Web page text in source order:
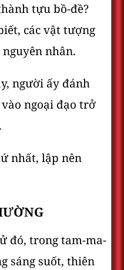
tựu bồ-đề?
các vật tượng
nhân.
người ấy đánh
ngoại đạo trở
nhất, lập nên
đó, trong tam-ma-
sáng suốt, thiên